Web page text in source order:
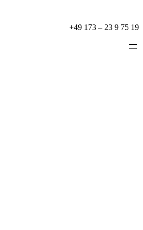
+49 173 – 23 9 75 19